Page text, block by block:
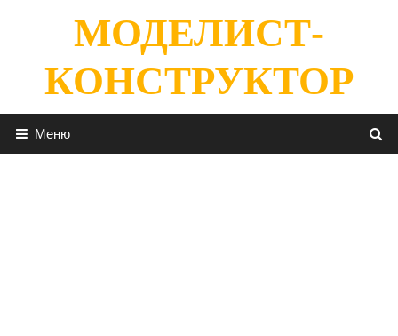
содержимомуМОДЕЛИСТ-
КОНСТРУКТОР
Меню